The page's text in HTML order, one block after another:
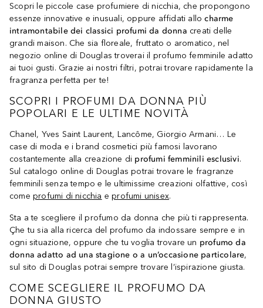
Scopri le piccole case profumiere di nicchia, che propongono
essenze innovative e inusuali, oppure affidati allocharme
intramontabile dei classici profumi da donna creati delle
grandi maison. Che sia floreale, fruttato o aromatico, nel
negozio online di Douglas troverai il profumo femminile adatto
ai tuoi gusti. Grazie ai nostri filtri, potrai trovare rapidamente la
fragranza perfetta per te!
SCOPRI I PROFUMI DA DONNA PIÙ
POPOLARI E LE ULTIME NOVITÀ
Chanel, Yves Saint Laurent, Lancôme, Giorgio Armani… Le
case di moda e i brand cosmetici più famosi lavorano
costantemente alla creazione di profumi femminili esclusivi.
Sul catalogo online di Douglas potrai trovare le fragranze
femminili senza tempo e le ultimissime creazioni olfattive, così
come profumi di nicchia eprofumi unisex.
Sta a te scegliere il profumo da donna che più ti rappresenta.
Çhe tu sia alla ricerca del profumo da indossare sempre e in
ogni situazione, oppure che tu voglia trovare un profumo da
donna adatto ad una stagione o a un’occasione particolare,
sul sito di Douglas potrai sempre trovare l’ispirazione giusta.
COME SCEGLIERE IL PROFUMO DA
DONNA GIUSTO